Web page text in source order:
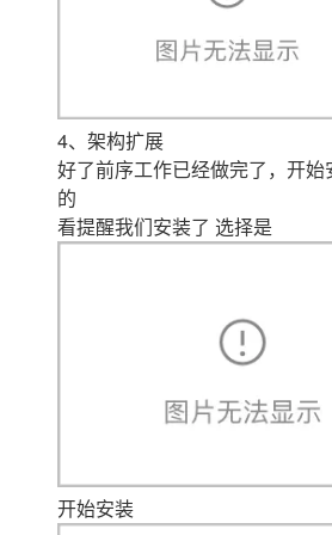
4、架构扩展
好了前序工作已经做完了，开
的
看提醒我们安装了 选择是
开始安装